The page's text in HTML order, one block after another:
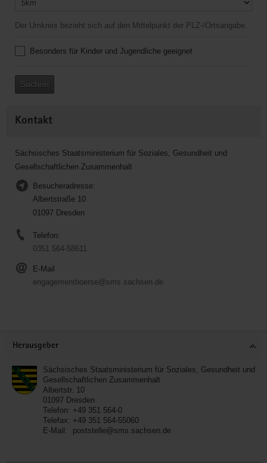
Der Umkreis bezieht sich auf den Mittelpunkt der PLZ-/Ortsangabe.
Besonders für Kinder und Jugendliche geeignet
Suchen
Kontakt
Sächsisches Staatsministerium für Soziales, Gesundheit und
Gesellschaftlichen Zusammenhalt
Besucheradresse:
Albertstraße 10
01097 Dresden
Telefon:
0351 564-58611
E-Mail
engagementboerse@sms.sachsen.de
Herausgeber
Sächsisches Staatsministerium für Soziales, Gesundheit und
Gesellschaftlichen Zusammenhalt
Albertstr. 10
01097 Dresden
Telefon: +49 351 564-0
Telefax: +49 351 564-55060
E-Mail:
poststelle@sms.sachsen.de